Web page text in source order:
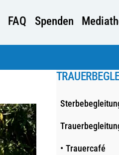
FAQ Spenden
Trauercafé